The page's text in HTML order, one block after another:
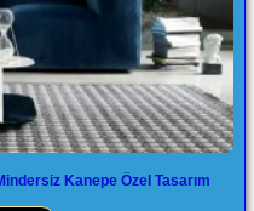
Kanepe Özel Tasarım